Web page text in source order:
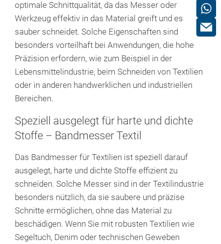
optimale Schnittqualität, da das Messer oder
Werkzeug effektiv in das Material greift und es
sauber schneidet. Solche Eigenschaften sind
besonders vorteilhaft bei Anwendungen, die hohe
Präzision erfordern, wie zum Beispiel in der
Lebensmittelindustrie, beim Schneiden von Textilien
oder in anderen handwerklichen und industriellen
Bereichen.
Speziell ausgelegt für harte und dichte
Stoffe – Bandmesser Textil
Das Bandmesser für Textilien ist speziell darauf
ausgelegt, harte und dichte Stoffe effizient zu
schneiden. Solche Messer sind in der Textilindustrie
besonders nützlich, da sie saubere und präzise
Schnitte ermöglichen, ohne das Material zu
beschädigen. Wenn Sie mit robusten Textilien wie
Segeltuch, Denim oder technischen Geweben